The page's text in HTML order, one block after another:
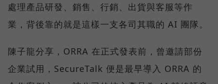
處理產品研發、銷售、行銷、出貨與客服等作
業，背後靠的就是這樣一支各司其職的 AI 團隊。
陳子龍分享，ORRA 在正式發表前，曾邀請部份
企業試用，SecureTalk 便是最早導入 ORRA 的